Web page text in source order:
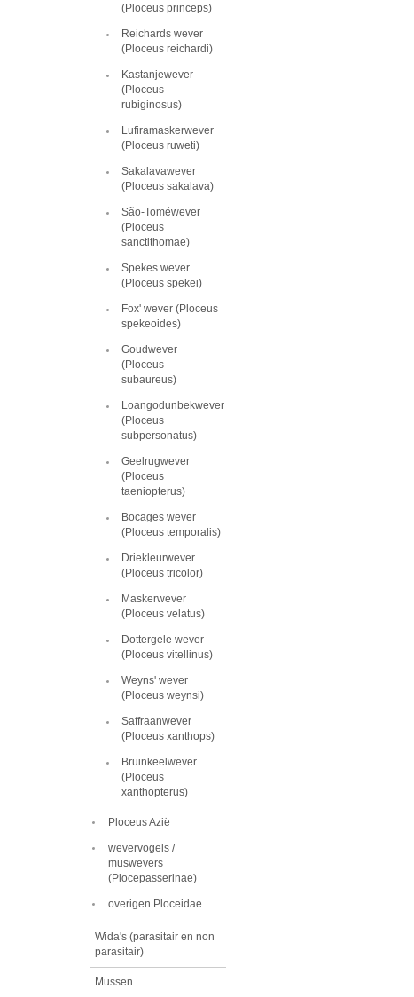
(Ploceus princeps)
Reichards wever
(Ploceus reichardi)
Kastanjewever
(Ploceus
rubiginosus)
Lufiramaskerwever
(Ploceus ruweti)
Sakalavawever
(Ploceus sakalava)
São-Toméwever
(Ploceus
sanctithomae)
Spekes wever
(Ploceus spekei)
Fox' wever (Ploceus
spekeoides)
Goudwever
(Ploceus
subaureus)
Loangodunbekwever
(Ploceus
subpersonatus)
Geelrugwever
(Ploceus
taeniopterus)
Bocages wever
(Ploceus temporalis)
Driekleurwever
(Ploceus tricolor)
Maskerwever
(Ploceus velatus)
Dottergele wever
(Ploceus vitellinus)
Weyns' wever
(Ploceus weynsi)
Saffraanwever
(Ploceus xanthops)
Bruinkeelwever
(Ploceus
xanthopterus)
Ploceus Azië
wevervogels /
muswevers
(Plocepasserinae)
overigen Ploceidae
Wida's (parasitair en non
parasitair)
Mussen